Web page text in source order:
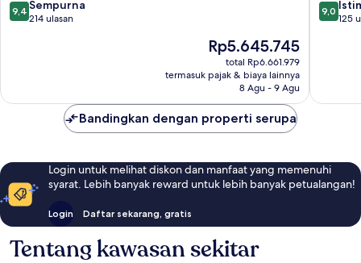
Village
9.4
dari
9,4 Sempurna
214 ulasan
Harga
sekarang
Rp5.645.745
Rp5.645.745
total Rp6.661.979
termasuk pajak & biaya lainnya
8 Agu - 9 Agu
9.0
dari
9,0
125
Bandingkan dengan properti serupa
Login untuk melihat diskon dan manfaat yang memenuhi
syarat. Lebih banyak reward untuk lebih banyak petualangan!
Login Daftar sekarang, gratis
Tentang kawasan sekitar